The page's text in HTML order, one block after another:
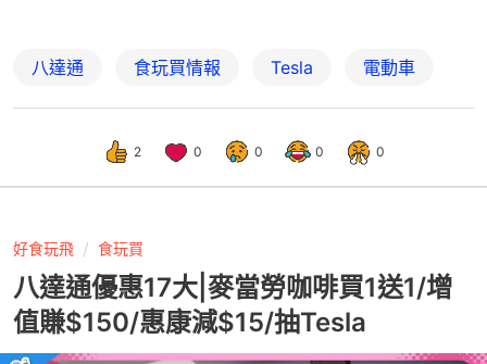
八達通 食玩買情報 Tesla 電動車
2 0 0 0 0
好食玩飛 食玩買
八達通優惠17大|麥當勞咖啡買1送1/增
值賺$150/惠康減$15/抽Tesla